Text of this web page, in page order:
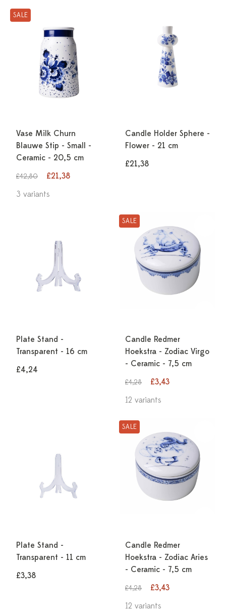
SALE
Vase Milk Churn
Blauwe Stip - Small -
Ceramic - 20,5 cm
£42,80
£21,38
3 variants
Candle Holder Sphere -
Flower - 21 cm
£21,38
Plate Stand -
Transparent - 16 cm
£4,24
SALE
Candle Redmer
Hoekstra - Zodiac Virgo
- Ceramic - 7,5 cm
£4,28
£3,43
12 variants
Plate Stand -
Transparent - 11 cm
£3,38
SALE
Candle Redmer
Hoekstra - Zodiac Aries
- Ceramic - 7,5 cm
£4,28
£3,43
12 variants